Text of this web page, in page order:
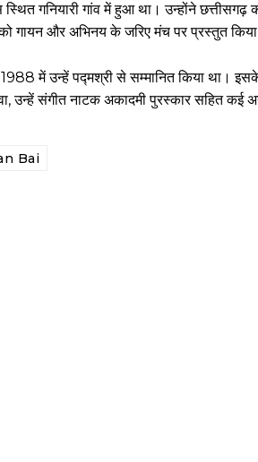
गनियारी गांव में हुआ था। उन्होंने छत्तीसगढ़
गायन और अभिनय के जरिए मंच पर प्रस्तुत किया
में उन्हें पद्मश्री से सम्मानित किया
उन्हें संगीत नाटक अकादमी पुरस्कार सहित कई
Bai